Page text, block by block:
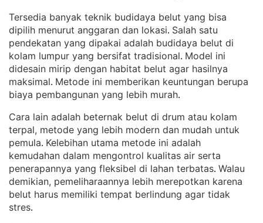
Tersedia banyak teknik budidaya belut yang bisa
dipilih menurut anggaran dan lokasi. Salah satu
pendekatan yang dipakai adalah budidaya belut di
kolam lumpur yang bersifat tradisional. Model ini
didesain mirip dengan habitat belut agar hasilnya
maksimal. Metode ini memberikan keuntungan berupa
biaya pembangunan yang lebih murah.
Cara lain adalah beternak belut di drum atau kolam
terpal, metode yang lebih modern dan mudah untuk
pemula. Kelebihan utama metode ini adalah
kemudahan dalam mengontrol kualitas air serta
penerapannya yang fleksibel di lahan terbatas. Walau
demikian, pemeliharaannya lebih merepotkan karena
belut harus memiliki tempat berlindung agar tidak
stres.